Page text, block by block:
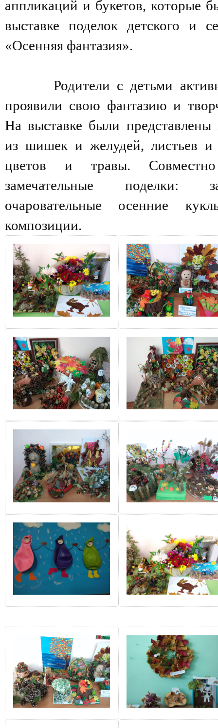
аппликаций и букетов, которые
выставке поделок детского и
«Осенняя фантазия».
Родители с детьми
проявили свою фантазию и
На выставке были представлены
из шишек и желудей, листьев и
цветов и травы.
замечательные поделки:
очаровательные осенние
композиции.